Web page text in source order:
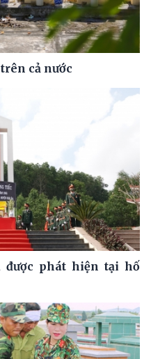
cả nước
được phát hiện tại hố